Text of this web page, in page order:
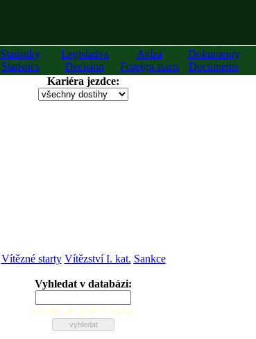
Statistiky
Statistics
Legislativa
Decision
Avíza
Foreign starts
Dokumenty
Documents
Kariéra jezdce:
Vítězné starty Vítězství I. kat. Sankce
Vyhledat v databázi:
zadejte alespoň 2 znaky